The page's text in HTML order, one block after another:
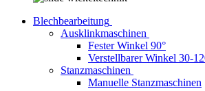
Blechbearbeitung
Ausklinkmaschinen
Fester Winkel 90°
Verstellbarer Winkel 30-
Stanzmaschinen
Manuelle Stanzmaschinen